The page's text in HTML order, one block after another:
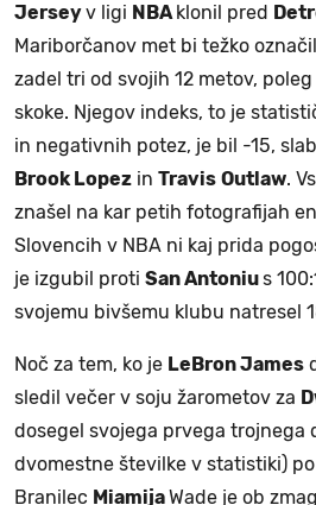
Jerseyv ligi NBA klonil pred
Mariborčanov met bi težko
zadel tri od svojih 12 metov,
skoke. Njegov indeks, to je
in negativnih potez, je bil -15,
Brook Lopez in Travis Outlaw.
znašel na kar petih fotografijah
Slovencih v NBA ni kaj prida
je izgubil proti San Antonius
svojemu bivšemu klubu natresel
Noč za tem, ko je LeBron James
sledil večer v soju žarometov za
dosegel svojega prvega trojnega
dvomestne številke v statistiki)
Branilec MiamijaWade je ob